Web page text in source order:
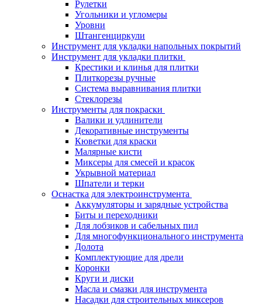
Рулетки
Угольники и угломеры
Уровни
Штангенциркули
Инструмент для укладки напольных покрытий
Инструмент для укладки плитки
Крестики и клинья для плитки
Плиткорезы ручные
Система выравнивания плитки
Стеклорезы
Инструменты для покраски
Валики и удлинители
Декоративные инструменты
Кюветки для краски
Малярные кисти
Миксеры для смесей и красок
Укрывной материал
Шпатели и терки
Оснастка для электроинструмента
Аккумуляторы и зарядные устройства
Биты и переходники
Для лобзиков и сабельных пил
Для многофункционального инструмента
Долота
Комплектующие для дрели
Коронки
Круги и диски
Масла и смазки для инструмента
Насадки для строительных миксеров